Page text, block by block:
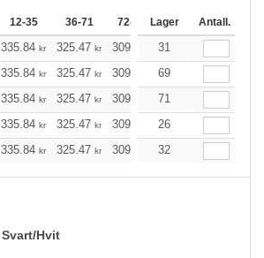
12-35 36-71 72-143 144-287
Lager Antall.
335.84 kr 325.47 kr 309.97 294.47
31
335.84 kr 325.47 kr 309.97 294.47
69
335.84 kr 325.47 kr 309.97 294.47
71
335.84 kr 325.47 kr 309.97 294.47
26
335.84 kr 325.47 kr 309.97 294.47
32
Svart/Hvit